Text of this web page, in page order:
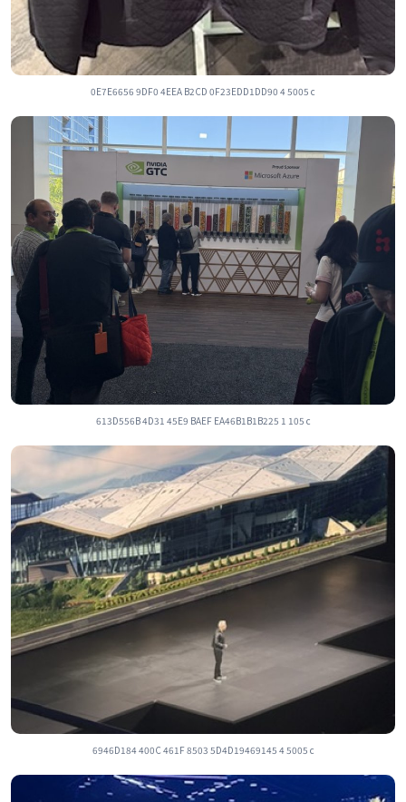
0E7E6656 9DF0 4EEA B2CD 0F23EDD1DD90 4 5005 c
613D556B 4D31 45E9 BAEF EA46B1B1B225 1 105 c
6946D184 400C 461F 8503 5D4D19469145 4 5005 c